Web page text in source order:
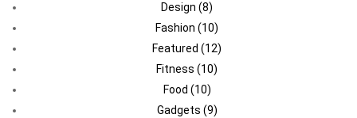
Design (8)
Fashion (10)
Featured (12)
Fitness (10)
Food (10)
Gadgets (9)